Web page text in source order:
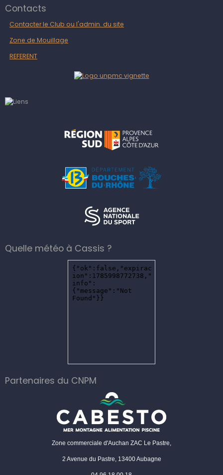
Contacts
Contacter le Club ou l'admin. du site
Zone de Mouillage
REFERENT
Quelle météo à Cassis ?
Partenaires du CNPM
Zone commerciale d'Auchan ZAC Le Pastre,
2 Avenue du Pastre, 13400 Aubagne